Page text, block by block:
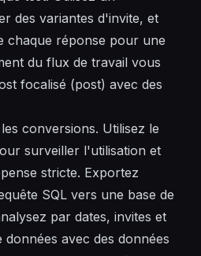
des variantes d'invite, et
chaque réponse pour une
du flux de travail vous
focalisé (post) avec des
conversions. Utilisez le
surveiller l'utilisation et
stricte. Exportez
SQL vers une base de
par dates, invites et
données avec des données